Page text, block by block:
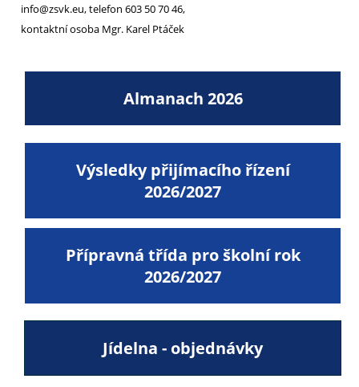
info@zsvk.eu, telefon 603 50 70 46,
kontaktní osoba Mgr. Karel Ptáček
Almanach 2026
Výsledky přijímacího řízení
2026/2027
Přípravná třída pro školní rok
2026/2027
Jídelna - objednávky